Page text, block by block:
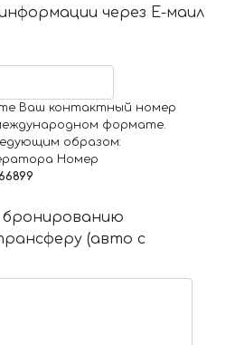
через Е-маил
Ваш контактный номер
формате.
образом:
Номер
(авто с